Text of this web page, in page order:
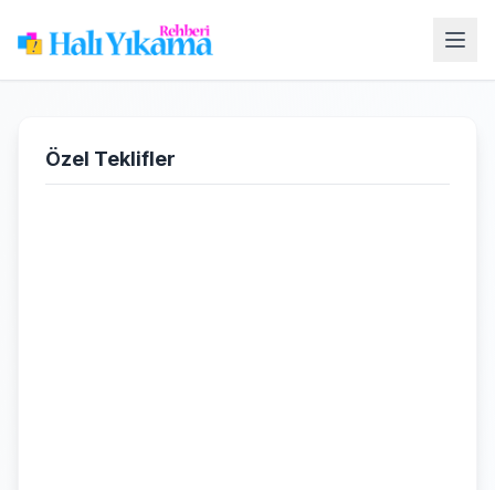
Özel Teklifler